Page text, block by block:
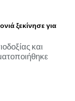
ξεκίνησε για
και